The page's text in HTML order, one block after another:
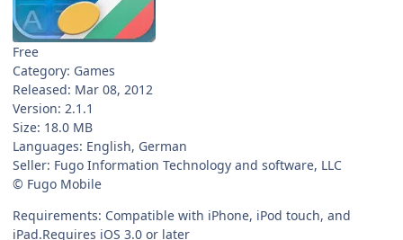
Free
Category: Games
Released: Mar 08, 2012
Version: 2.1.1
Size: 18.0 MB
Languages: English, German
Seller: Fugo Information Technology and software, LLC
© Fugo Mobile
Requirements: Compatible with iPhone, iPod touch, and
iPad.Requires iOS 3.0 or later